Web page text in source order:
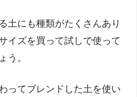
土にも種類がたくさんあり
イズを買って試しで使って
う。
ってブレンドした土を使い